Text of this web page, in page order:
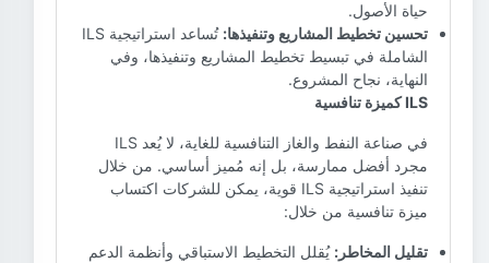
حياة الأصول.
تحسين تخطيط المشاريع وتنفيذها:
تُساعد استراتيجية ILS
الشاملة في تبسيط تخطيط المشاريع وتنفيذها، وفي
النهاية، نجاح المشروع.
ILS كميزة تنافسية
في صناعة النفط والغاز التنافسية للغاية، لا يُعد ILS
مجرد أفضل ممارسة، بل إنه مُميز أساسي. من خلال
تنفيذ استراتيجية ILS قوية، يمكن للشركات اكتساب
ميزة تنافسية من خلال:
تقليل المخاطر: يُقلل التخطيط الاستباقي وأنظمة الدعم